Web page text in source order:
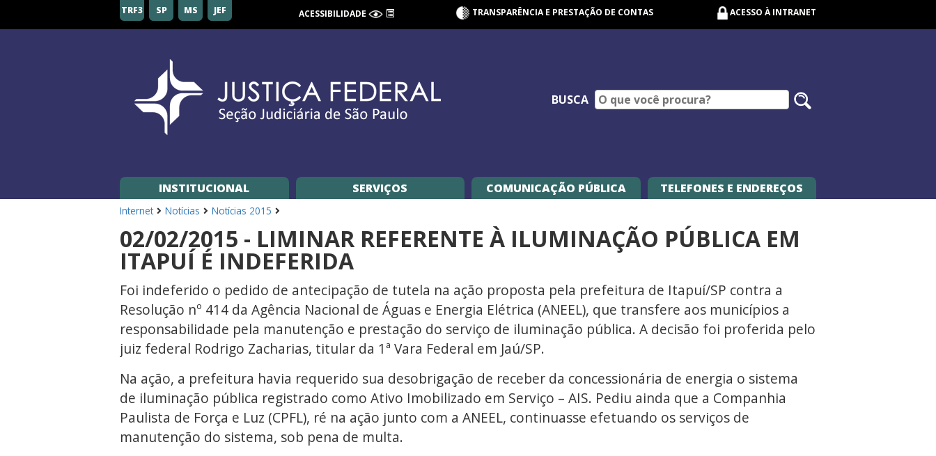
de
TRF3 SP MS JEF ACESSIBILIDADE TRANSPARÊNCIA E PRESTAÇÃO DE CONTAS ACESSO À INTRANET
BUSCA
INSTITUCIONAL SERVIÇOS COMUNICAÇÃO PÚBLICA TELEFONES E ENDEREÇOS
Internet Notícias Notícias 2015
02/02/2015 - LIMINAR REFERENTE À ILUMINAÇÃO PÚBLICA EM
ITAPUÍ É INDEFERIDA
Foi indeferido o pedido de antecipação de tutela na ação proposta pela prefeitura de Itapuí/SP contra a
Resolução nº 414 da Agência Nacional de Águas e Energia Elétrica (ANEEL), que transfere aos municípios a
responsabilidade pela manutenção e prestação do serviço de iluminação pública. A decisão foi proferida pelo
juiz federal Rodrigo Zacharias, titular da 1ª Vara Federal em Jaú/SP.
Na ação, a prefeitura havia requerido sua desobrigação de receber da concessionária de energia o sistema
de iluminação pública registrado como Ativo Imobilizado em Serviço – AIS. Pediu ainda que a Companhia
Paulista de Força e Luz (CPFL), ré na ação junto com a ANEEL, continuasse efetuando os serviços de
manutenção do sistema, sob pena de multa.